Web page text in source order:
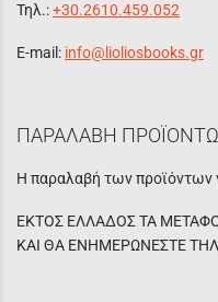
Τηλ.:+30.2610.459.052
E-mail: info@lioliosbooks.gr
ΠΑΡΑΛΑΒΗ
Η παραλαβή των προϊόντων
ΕΚΤΟΣ ΕΛΛΑΔΟΣ ΤΑ
ΚΑΙ ΘΑ ΕΝΗΜΕΡΩΝΕΣΤΕ